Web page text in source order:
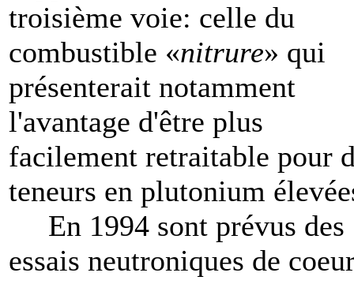
troisième voie: celle du
combustible «nitrure» qui
présenterait notamment
l'avantage d'être plus
facilement retraitable pour
teneurs en plutonium
En 1994 sont prévus des
essais neutroniques de